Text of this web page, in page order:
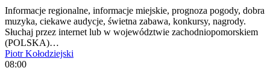
Informacje regionalne, informacje miejskie, prognoza pogody, dobra
muzyka, ciekawe audycje, świetna zabawa, konkursy, nagrody.
Słuchaj przez internet lub w województwie zachodniopomorskiem
(POLSKA)…
Piotr Kołodziejski
08:00